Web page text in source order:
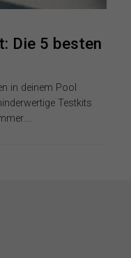
Die 5 besten
in deinem Pool
Testkits